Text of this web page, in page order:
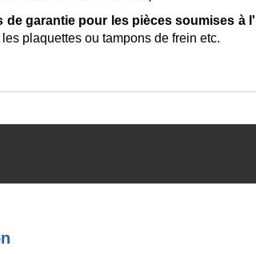
de garantie pour les pièces soumises à
les plaquettes ou tampons de frein etc.